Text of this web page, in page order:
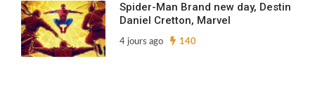
Spider-Man Brand new day, Destin
Daniel Cretton, Marvel
4 jours ago 140